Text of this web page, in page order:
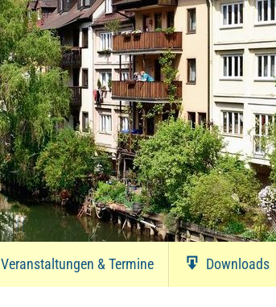
Veranstaltungen & Termine Downloads